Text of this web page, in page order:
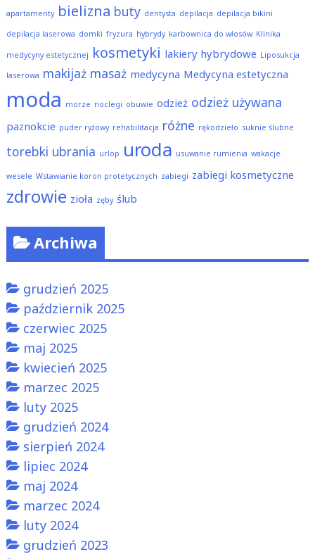
apartamenty bielizna buty dentysta depilacja depilacja bikini
depilacja laserowa domki fryzura hybrydy karbownica do włosów Klinika
medycyny estetycznej kosmetyki lakiery hybrydowe Liposukcja
laserowa makijaż masaż medycyna Medycyna estetyczna
moda morze noclegi obuwie odzież odzież używana
paznokcie puder ryżowy rehabilitacja różne rękodzieło suknie ślubne
torebki ubrania urlop uroda usuwanie rumienia wakacje
wesele Wstawianie koron protetycznych zabiegi zabiegi kosmetyczne
zdrowie zioła zęby ślub
Archiwa
grudzień 2025
październik 2025
czerwiec 2025
maj 2025
kwiecień 2025
marzec 2025
luty 2025
grudzień 2024
sierpień 2024
lipiec 2024
maj 2024
marzec 2024
luty 2024
grudzień 2023